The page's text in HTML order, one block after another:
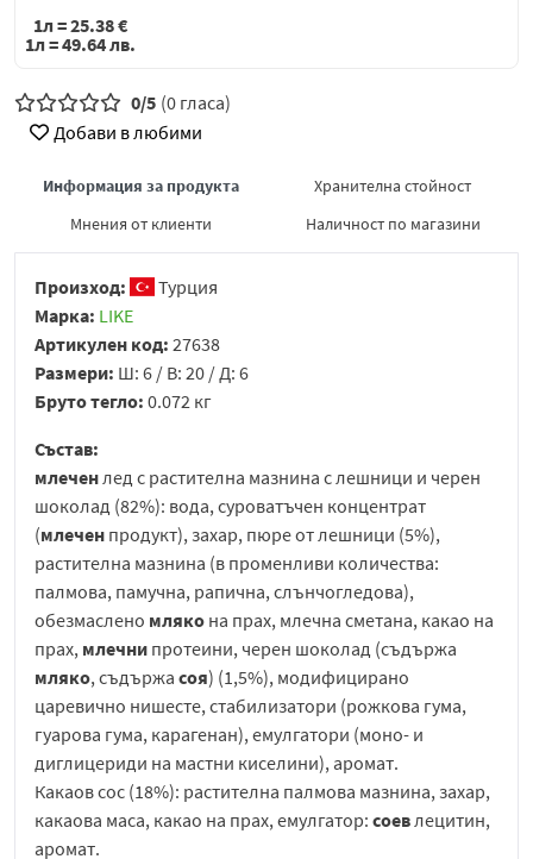
1л =25.38€
1л =49.64лв.
0/5 (0 гласа)
Добави в любими
Информация за продукта
Хранителна стойност
Мнения от клиенти
Наличност по магазини
Произход:
Турция
Марка: LIKE
Артикулен код: 27638
Размери: Ш: 6 / В: 20 / Д: 6
Бруто тегло: 0.072 кг
Състав:
млеченлед с растителна мазнина с лешници и черен
шоколад (82%): вода, суроватъчен концентрат
(млечен продукт), захар, пюре от лешници (5%),
растителна мазнина (в променливи количества:
палмова, памучна, рапична, слънчогледова),
обезмаслено мляко на прах, млечна сметана, какао на
прах, млечни протеини, черен шоколад (съдържа
мляко, съдържа соя) (1,5%), модифицирано
царевично нишесте, стабилизатори (рожкова гума,
гуарова гума, карагенан), емулгатори (моно- и
диглицериди на мастни киселини), аромат.
Какаов сос (18%): растителна палмова мазнина, захар,
какаова маса, какао на прах, емулгатор: соевлецитин,
аромат.